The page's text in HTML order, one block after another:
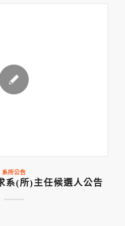
系所公告
系(所)主任候選人公告